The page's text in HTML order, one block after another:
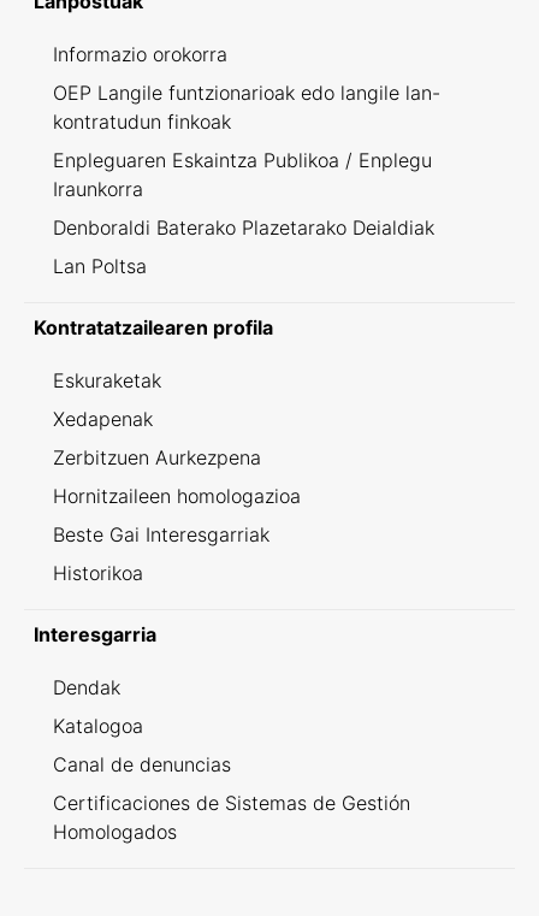
Informazio orokorra
OEP Langile funtzionarioak edo langile lan-
kontratudun finkoak
Enpleguaren Eskaintza Publikoa / Enplegu
Iraunkorra
Denboraldi Baterako Plazetarako Deialdiak
Lan Poltsa
Kontratatzailearen profila
Eskuraketak
Xedapenak
Zerbitzuen Aurkezpena
Hornitzaileen homologazioa
Beste Gai Interesgarriak
Historikoa
Interesgarria
Dendak
Katalogoa
Canal de denuncias
Certificaciones de Sistemas de Gestión
Homologados